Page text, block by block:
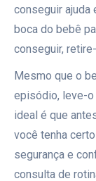
conseguir ajuda
boca do bebê
conseguir,
Mesmo que o
episódio, leve-o
ideal é que
você tenha
segurança e
consulta de